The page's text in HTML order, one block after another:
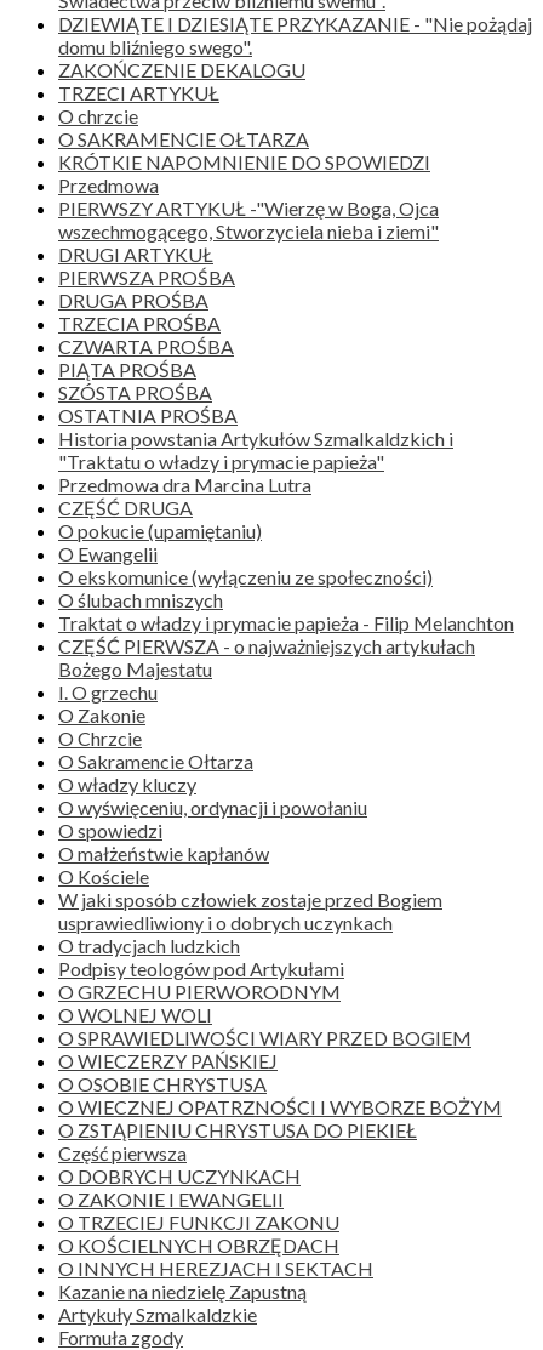
DZIEWIĄTE I DZIESIĄTE PRZYKAZANIE - "Nie pożądaj
domu bliźniego swego".
ZAKOŃCZENIE DEKALOGU
TRZECI ARTYKUŁ
O chrzcie
O SAKRAMENCIE OŁTARZA
KRÓTKIE NAPOMNIENIE DO SPOWIEDZI
Przedmowa
PIERWSZY ARTYKUŁ -"Wierzę w Boga, Ojca
wszechmogącego, Stworzyciela nieba i ziemi"
DRUGI ARTYKUŁ
PIERWSZA PROŚBA
DRUGA PROŚBA
TRZECIA PROŚBA
CZWARTA PROŚBA
PIĄTA PROŚBA
SZÓSTA PROŚBA
OSTATNIA PROŚBA
Historia powstania Artykułów Szmalkaldzkich i
"Traktatu o władzy i prymacie papieża"
Przedmowa dra Marcina Lutra
CZĘŚĆ DRUGA
O pokucie (upamiętaniu)
O Ewangelii
O ekskomunice (wyłączeniu ze społeczności)
O ślubach mniszych
Traktat o władzy i prymacie papieża - Filip Melanchton
CZĘŚĆ PIERWSZA - o najważniejszych artykułach
Bożego Majestatu
I. O grzechu
O Zakonie
O Chrzcie
O Sakramencie Ołtarza
O władzy kluczy
O wyświęceniu, ordynacji i powołaniu
O spowiedzi
O małżeństwie kapłanów
O Kościele
W jaki sposób człowiek zostaje przed Bogiem
usprawiedliwiony i o dobrych uczynkach
O tradycjach ludzkich
Podpisy teologów pod Artykułami
O GRZECHU PIERWORODNYM
O WOLNEJ WOLI
O SPRAWIEDLIWOŚCI WIARY PRZED BOGIEM
O WIECZERZY PAŃSKIEJ
O OSOBIE CHRYSTUSA
O WIECZNEJ OPATRZNOŚCI I WYBORZE BOŻYM
O ZSTĄPIENIU CHRYSTUSA DO PIEKIEŁ
Część pierwsza
O DOBRYCH UCZYNKACH
O ZAKONIE I EWANGELII
O TRZECIEJ FUNKCJI ZAKONU
O KOŚCIELNYCH OBRZĘDACH
O INNYCH HEREZJACH I SEKTACH
Kazanie na niedzielę Zapustną
Artykuły Szmalkaldzkie
Formuła zgody